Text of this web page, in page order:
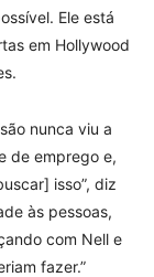
Ele está
em Hollywood
nunca viu a
de emprego e,
isso”, diz
às pessoas,
com Nell e
fazer.”